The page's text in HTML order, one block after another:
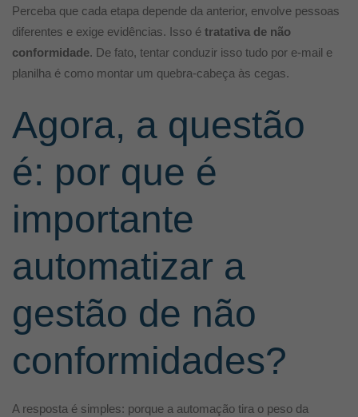
Perceba que cada etapa depende da anterior, envolve pessoas
diferentes e exige evidências. Isso é tratativa de não
conformidade. De fato, tentar conduzir isso tudo por e-mail e
planilha é como montar um quebra-cabeça às cegas.
Agora, a questão
é: por que é
importante
automatizar a
gestão de não
conformidades?
A resposta é simples: porque a automação tira o peso da